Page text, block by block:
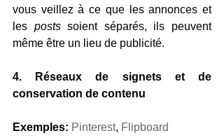
vous veillez à ce que les annonces et
les posts soient séparés, ils peuvent
même être un lieu de publicité.
4. Réseaux de signets et de
conservation de contenu
Exemples: Pinterest, Flipboard